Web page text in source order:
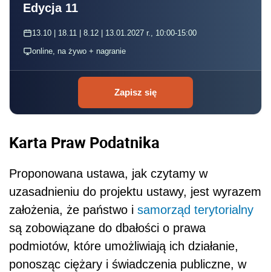
Edycja 11
13.10 | 18.11 | 8.12 | 13.01.2027 r., 10:00-15:00
online, na żywo + nagranie
Zapisz się
Karta Praw Podatnika
Proponowana ustawa, jak czytamy w
uzasadnieniu do projektu ustawy, jest wyrazem
założenia, że państwo i samorząd terytorialny
są zobowiązane do dbałości o prawa
podmiotów, które umożliwiają ich działanie,
ponosząc ciężary i świadczenia publiczne, w